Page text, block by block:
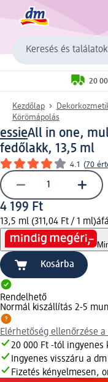
Keresés és találatok
20
Kezdőlap
Körömápolás
essieAll in one,
fedőlakk, 13,5 ml
4.1 (70
4 199 Ft
13,5 ml (311,04 Ft / 1 ml)
Kosárba
Rendelhető
Normál kiszállítás 2-5
Elérhetőség ellenőrzése
20 000 Ft -tól ingyenes
Ingyenes visszáru a
Fizetés kényelmesen,